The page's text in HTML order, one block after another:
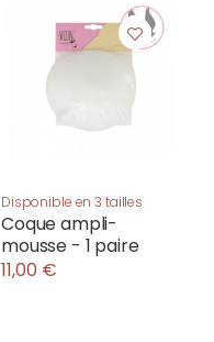
Disponible en 3 tailles
Coque ampli-
mousse - 1 paire
11,00 €